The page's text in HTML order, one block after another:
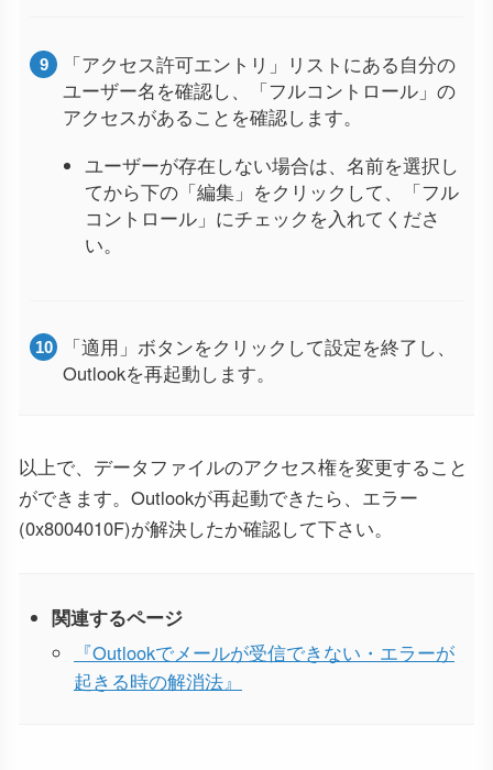
「アクセス許可エントリ」リストにある自分の
ユーザー名を確認し、「フルコントロール」の
アクセスがあることを確認します。
ユーザーが存在しない場合は、名前を選択し
てから下の「編集」をクリックして、「フル
コントロール」にチェックを入れてくださ
い。
「適用」ボタンをクリックして設定を終了し、
Outlookを再起動します。
以上で、データファイルのアクセス権を変更すること
ができます。Outlookが再起動できたら、エラー
(0x8004010F)が解決したか確認して下さい。
関連するページ
『Outlookでメールが受信できない・エラーが
起きる時の解消法』